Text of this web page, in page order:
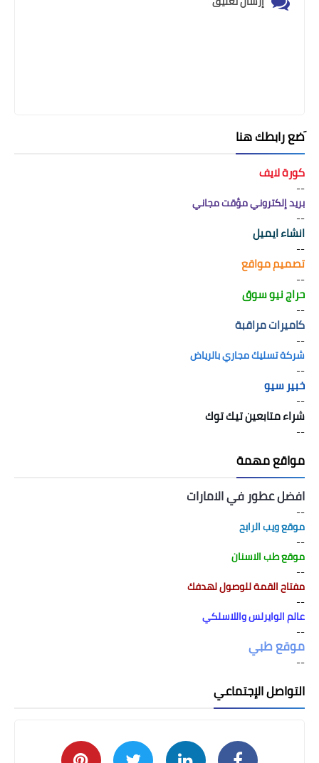
َضع رابطك هنا
كورة لايف
--
بريد إلكتروني مؤقت مجاني
--
انشاء ايميل
--
تصميم مواقع
--
حراج نيو سوق
--
كاميرات مراقبة
--
شركة تسليك مجاري بالرياض
--
خبير سيو
--
شراء متابعين تيك توك
--
مواقع مهمة
افضل عطور في الامارات
--
موقع ويب الرابح
--
موقع طب الاسنان
--
مفتاح القمة للوصول لهدفك
--
عالم الوايرلس واللاسلكي
--
موقع طبي
--
التواصل الإجتماعي